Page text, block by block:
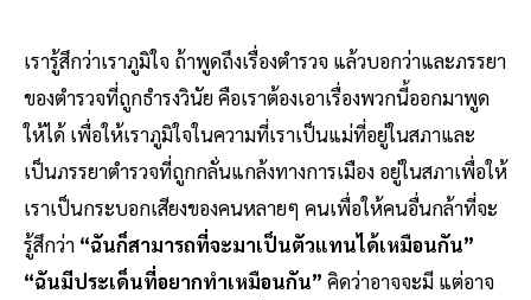
เรารู้สึกว่าเราภูมิใจ ถ้าพูดถึงเรื่องตำรวจ แล้วบอกว่าและภรรยา
ของตำรวจที่ถูกธำรงวินัย คือเราต้องเอาเรื่องพวกนี้ออกมาพูด
ให้ได้ เพื่อให้เราภูมิใจในความที่เราเป็นแม่ที่อยู่ในสภาและ
เป็นภรรยาตำรวจที่ถูกกลั่นแกล้งทางการเมือง อยู่ในสภาเพื่อให้
เราเป็นกระบอกเสียงของคนหลายๆ คนเพื่อให้คนอื่นกล้าที่จะ
รู้สึกว่า “ฉันก็สามารถที่จะมาเป็นตัวแทนได้เหมือนกัน”
“ฉันมีประเด็นที่อยากทำเหมือนกัน” คิดว่าอาจจะมี แต่อาจ